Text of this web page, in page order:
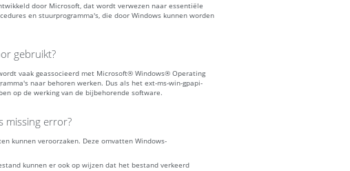
door Microsoft, dat wordt verwezen naar essentiële
en stuurprogramma's, die door Windows kunnen worden
gebruikt?
vaak geassocieerd met Microsoft® Windows® Operating
naar behoren werken. Dus als het ext-ms-win-gpapi-
op de werking van de bijbehorende software.
missing error?
kunnen veroorzaken. Deze omvatten Windows-
kunnen er ook op wijzen dat het bestand verkeerd